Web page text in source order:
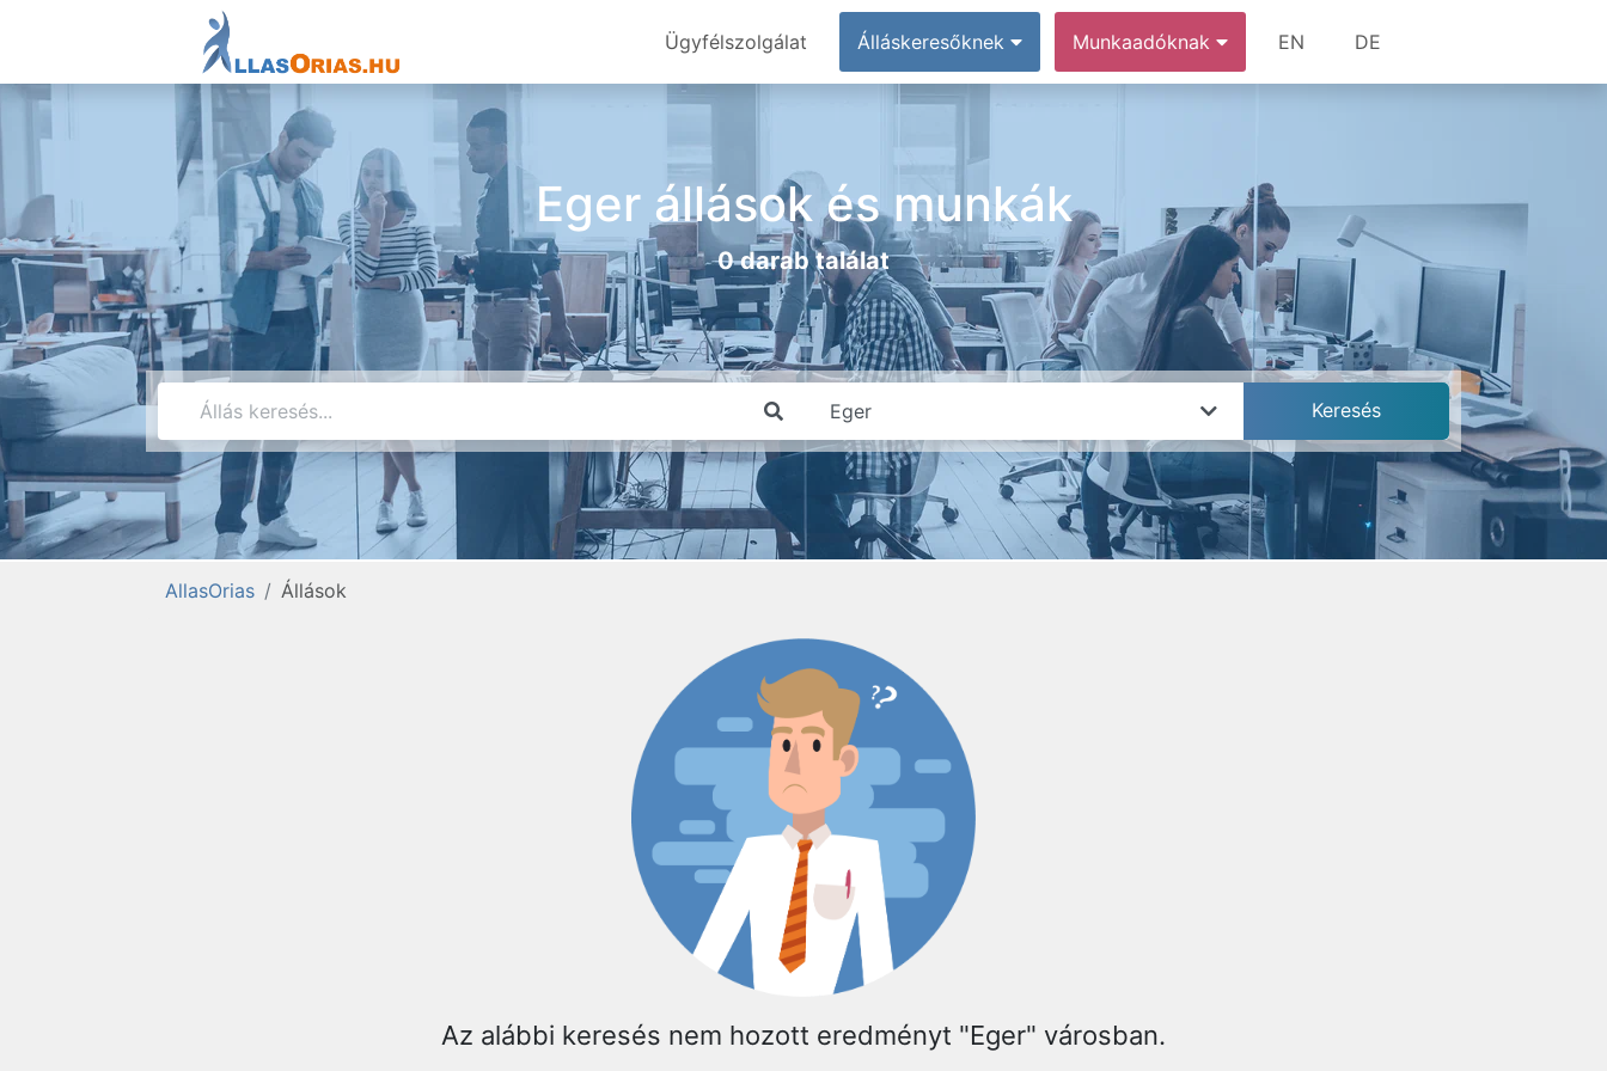
Ügyfélszolgálat Álláskeresőknek Munkaadóknak EN DE
Eger állások és munkák
0 darab találat
AllasOrias Állások
Az alábbi keresés nem hozott eredményt "Eger" városban.